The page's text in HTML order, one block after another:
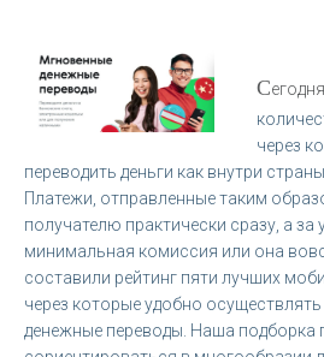
С
через
переводить деньги как внутри
Платежи, отправленные таким
получателю практически сразу, а за
минимальная комиссия или она
составили рейтинг пяти лучших
через которые удобно
денежные переводы. Наша подборка